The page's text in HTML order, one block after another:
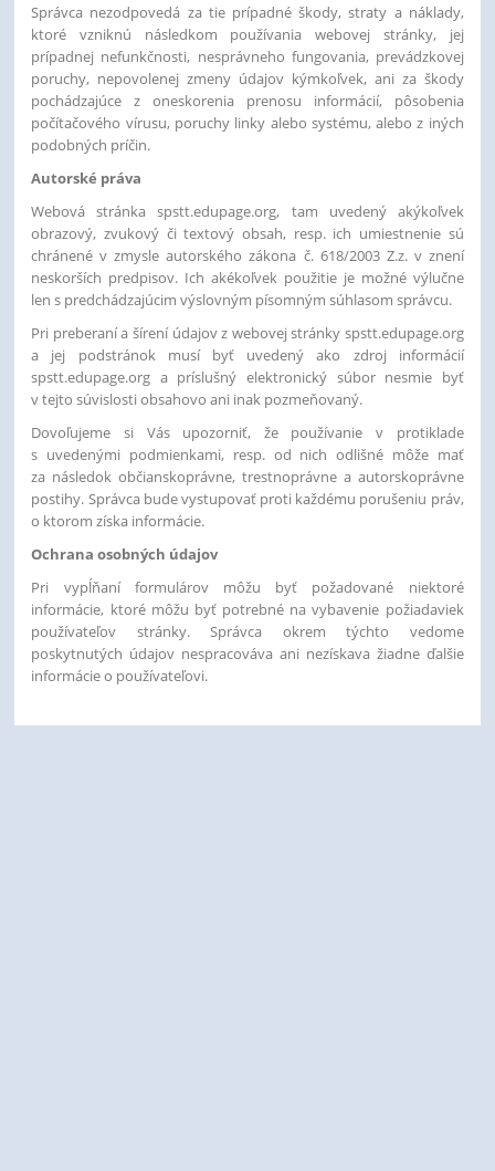
Správca nezodpovedá za tie prípadné škody, straty a náklady,
ktoré vzniknú následkom používania webovej stránky, jej
prípadnej nefunkčnosti, nesprávneho fungovania, prevádzkovej
poruchy, nepovolenej zmeny údajov kýmkoľvek, ani za škody
pochádzajúce z oneskorenia prenosu informácií, pôsobenia
počítačového vírusu, poruchy linky alebo systému, alebo z iných
podobných príčin.
Autorské práva
Webová stránka spstt.edupage.org, tam uvedený akýkoľvek
obrazový, zvukový či textový obsah, resp. ich umiestnenie sú
chránené v zmysle autorského zákona č. 618/2003 Z.z. v znení
neskorších predpisov. Ich akékoľvek použitie je možné výlučne
len s predchádzajúcim výslovným písomným súhlasom správcu.
Pri preberaní a šírení údajov z webovej stránky spstt.edupage.org
a jej podstránok musí byť uvedený ako zdroj informácií
spstt.edupage.org a príslušný elektronický súbor nesmie byť
v tejto súvislosti obsahovo ani inak pozmeňovaný.
Dovoľujeme si Vás upozorniť, že používanie v protiklade
s uvedenými podmienkami, resp. od nich odlišné môže mať
za následok občianskoprávne, trestnoprávne a autorskoprávne
postihy. Správca bude vystupovať proti každému porušeniu práv,
o ktorom získa informácie.
Ochrana osobných údajov
Pri vypĺňaní formulárov môžu byť požadované niektoré
informácie, ktoré môžu byť potrebné na vybavenie požiadaviek
používateľov stránky. Správca okrem týchto vedome
poskytnutých údajov nespracováva ani nezískava žiadne ďalšie
informácie o používateľovi.